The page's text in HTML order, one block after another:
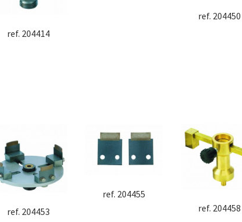
ref. 204414
ref. 204450
ref. 204453
ref. 204455
ref. 204458